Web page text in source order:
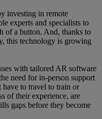
investing in remote
experts and specialists to
of a button. And, thanks to
this technology is growing
with tailored AR software
need for in-person support
have to travel to train or
of their experience, are
gaps before they become